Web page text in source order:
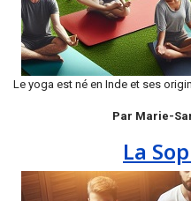
Le yoga est né en Inde et ses
Par Marie-
La